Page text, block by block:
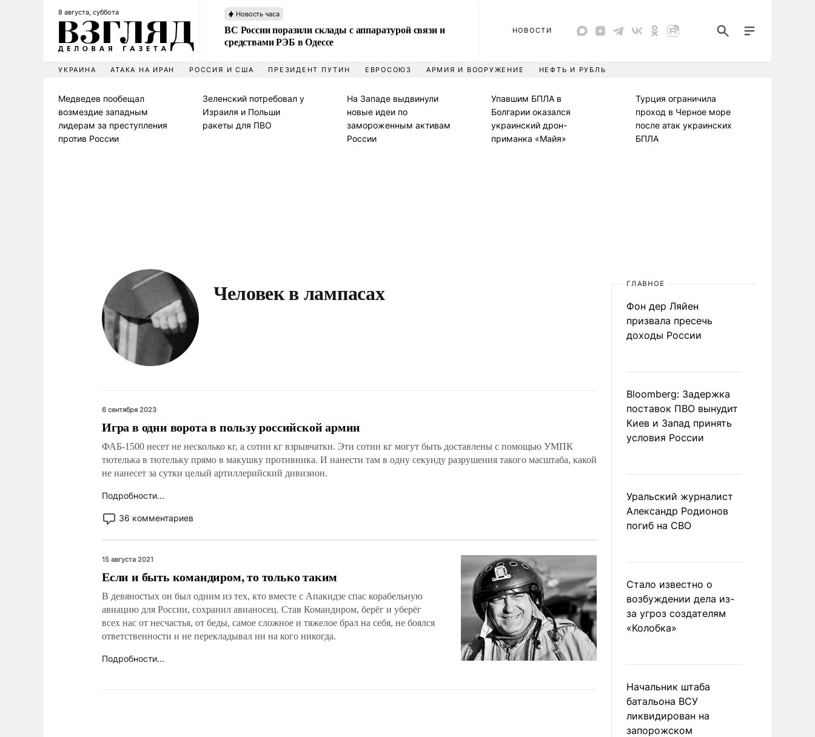
8 августа, суббота Новость часа
ВС России поразили склады с аппаратурой связи и
средствами РЭБ в Одессе
НОВОСТИ
УКРАИНА АТАКА НА ИРАН РОССИЯ И США ПРЕЗИДЕНТ ПУТИН ЕВРОСОЮЗ АРМИЯ И ВООРУЖЕНИЕ НЕФТЬ И РУБЛЬ
Медведев пообещал
возмездие западным
лидерам за преступления
против России
Зеленский потребовал у
Израиля и Польши
ракеты для ПВО
На Западе выдвинули
новые идеи по
замороженным активам
России
Упавшим БПЛА в
Болгарии оказался
украинский дрон-
приманка «Майя»
Турция ограничила
проход в Черное море
после атак украинских
БПЛА
Человек в лампасах
6 сентября 2023
Игра в одни ворота в пользу российской армии
ФАБ-1500 несет не несколько кг, а сотни кг взрывчатки. Эти сотни кг могут быть доставлены с помощью УМПК
тютелька в тютельку прямо в макушку противника. И нанести там в одну секунду разрушения такого масштаба, какой
не нанесет за сутки целый артиллерийский дивизион.
Подробности...
36 комментариев
15 августа 2021
Если и быть командиром, то только таким
В девяностых он был одним из тех, кто вместе с Апакидзе спас корабельную
авиацию для России, сохранил авианосец. Став Командиром, берёг и уберёг
всех нас от несчастья, от беды, самое сложное и тяжелое брал на себя, не боялся
ответственности и не перекладывал ни на кого никогда.
Подробности...
ГЛАВНОЕ
Фон дер Ляйен
призвала пресечь
доходы России
Bloomberg: Задержка
поставок ПВО вынудит
Киев и Запад принять
условия России
Уральский журналист
Александр Родионов
погиб на СВО
Стало известно о
возбуждении дела из-
за угроз создателям
«Колобка»
Начальник штаба
батальона ВСУ
ликвидирован на
запорожском